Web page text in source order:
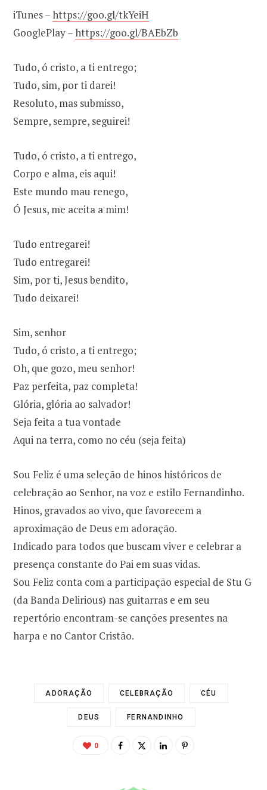
iTunes –https://goo.gl/tkYeiH
GooglePlay –https://goo.gl/BAEbZb
Tudo, ó cristo, a ti entrego;
Tudo, sim, por ti darei!
Resoluto, mas submisso,
Sempre, sempre, seguirei!
Tudo, ó cristo, a ti entrego,
Corpo e alma, eis aqui!
Este mundo mau renego,
Ó Jesus, me aceita a mim!
Tudo entregarei!
Tudo entregarei!
Sim, por ti, Jesus bendito,
Tudo deixarei!
Sim, senhor
Tudo, ó cristo, a ti entrego;
Oh, que gozo, meu senhor!
Paz perfeita, paz completa!
Glória, glória ao salvador!
Seja feita a tua vontade
Aqui na terra, como no céu (seja feita)
Sou Feliz é uma seleção de hinos históricos de
celebração ao Senhor, na voz e estilo Fernandinho.
Hinos, gravados ao vivo, que favorecem a
aproximação de Deus em adoração.
Indicado para todos que buscam viver e celebrar a
presença constante do Pai em suas vidas.
Sou Feliz conta com a participação especial de Stu G
(da Banda Delirious) nas guitarras e em seu
repertório encontram-se canções presentes na
harpa e no Cantor Cristão.
ADORAÇÃO CELEBRAÇÃO CÉU
DEUS FERNANDINHO
0